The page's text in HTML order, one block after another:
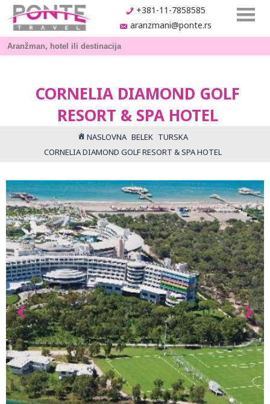
+381-11-7858585
aranzmani@ponte.rs
CORNELIA DIAMOND GOLF
RESORT & SPA HOTEL
NASLOVNA BELEK TURSKA
CORNELIA DIAMOND GOLF RESORT & SPA HOTEL